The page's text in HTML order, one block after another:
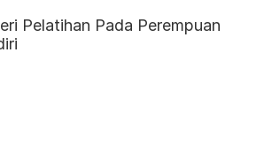
Pelatihan Pada Perempuan